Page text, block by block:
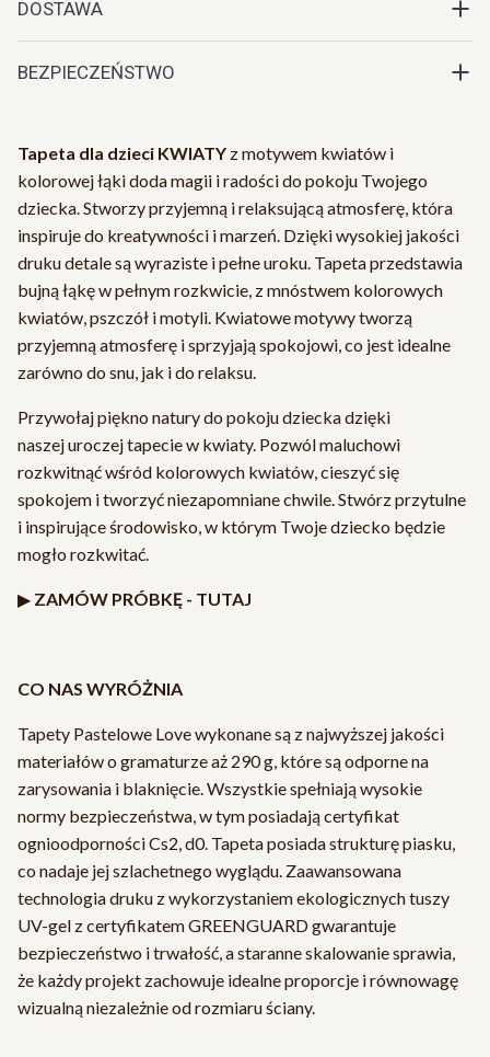
DOSTAWA
BEZPIECZEŃSTWO
Tapeta dla dzieci KWIATY z motywem kwiatów i
kolorowej łąki doda magii i radości do pokoju Twojego
dziecka. Stworzy przyjemną i relaksującą atmosferę, która
inspiruje do kreatywności i marzeń. Dzięki wysokiej jakości
druku detale są wyraziste i pełne uroku. Tapeta przedstawia
bujną łąkę w pełnym rozkwicie, z mnóstwem kolorowych
kwiatów, pszczół i motyli. Kwiatowe motywy tworzą
przyjemną atmosferę i sprzyjają spokojowi, co jest idealne
zarówno do snu, jak i do relaksu.
Przywołaj piękno natury do pokoju dziecka dzięki
naszej uroczej tapecie w kwiaty. Pozwól maluchowi
rozkwitnąć wśród kolorowych kwiatów, cieszyć się
spokojem i tworzyć niezapomniane chwile. Stwórz przytulne
i inspirujące środowisko, w którym Twoje dziecko będzie
mogło rozkwitać.
▶ ZAMÓW PRÓBKĘ - TUTAJ
CO NAS WYRÓŻNIA
Tapety Pastelowe Love wykonane są z najwyższej jakości
materiałów o gramaturze aż 290 g, które są odporne na
zarysowania i blaknięcie. Wszystkie spełniają wysokie
normy bezpieczeństwa, w tym posiadają certyfikat
ognioodporności Cs2, d0. Tapeta posiada strukturę piasku,
co nadaje jej szlachetnego wyglądu. Zaawansowana
technologia druku z wykorzystaniem ekologicznych tuszy
UV-gel z certyfikatem GREENGUARD gwarantuje
bezpieczeństwo i trwałość, a staranne skalowanie sprawia,
że każdy projekt zachowuje idealne proporcje i równowagę
wizualną niezależnie od rozmiaru ściany.